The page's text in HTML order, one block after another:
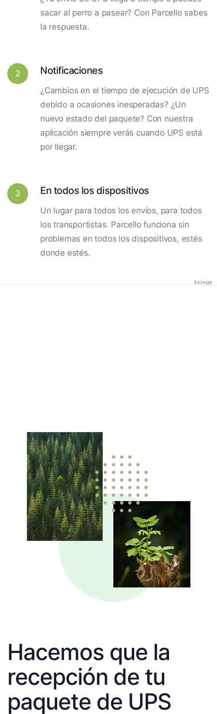
sacar al perro a pasear? Con Parcello sabes
la respuesta.
2 Notificaciones
¿Cambios en el tiempo de ejecución de UPS
debido a ocasiones inesperadas? ¿Un
nuevo estado del paquete? Con nuestra
aplicación siempre verás cuando UPS está
por llegar.
3 En todos los dispositivos
Un lugar para todos los envíos, para todos
los transportistas. Parcello funciona sin
problemas en todos los dispositivos, estés
donde estés.
Anzeige
Hacemos que la
recepción de tu
paquete de UPS